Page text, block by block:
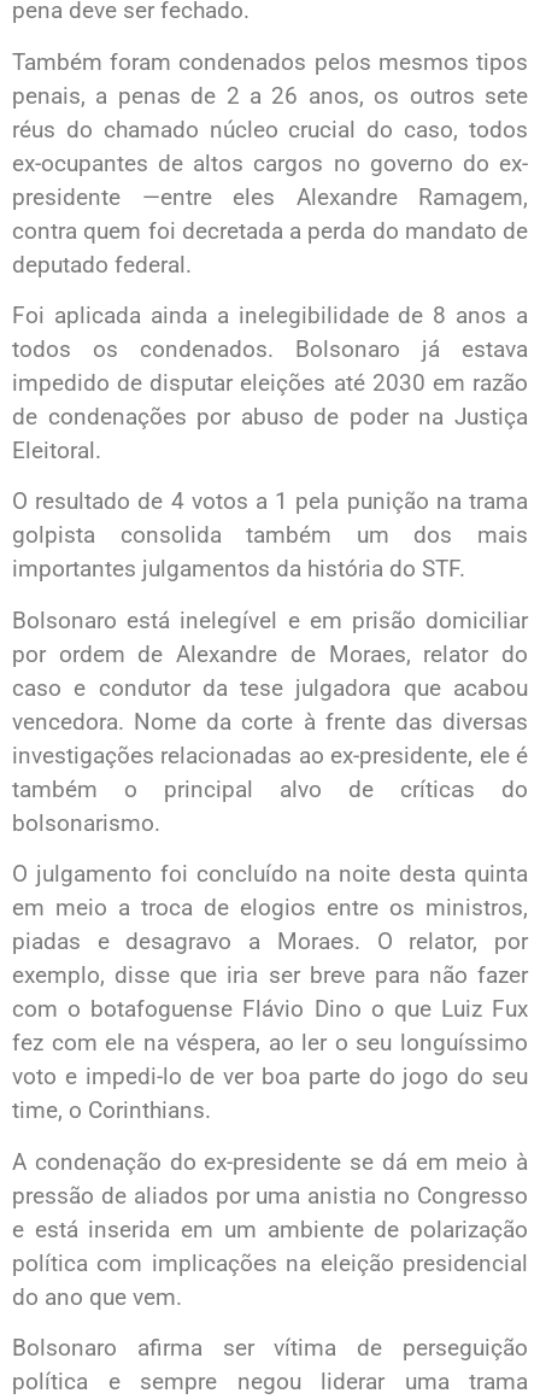
pena deve ser fechado.
Também foram condenados pelos mesmos tipos
penais, a penas de 2 a 26 anos, os outros sete
réus do chamado núcleo crucial do caso, todos
ex-ocupantes de altos cargos no governo do ex-
presidente —entre eles Alexandre Ramagem,
contra quem foi decretada a perda do mandato de
deputado federal.
Foi aplicada ainda a inelegibilidade de 8 anos a
todos os condenados. Bolsonaro já estava
impedido de disputar eleições até 2030 em razão
de condenações por abuso de poder na Justiça
Eleitoral.
O resultado de 4 votos a 1 pela punição na trama
golpista consolida também um dos mais
importantes julgamentos da história do STF.
Bolsonaro está inelegível e em prisão domiciliar
por ordem de Alexandre de Moraes, relator do
caso e condutor da tese julgadora que acabou
vencedora. Nome da corte à frente das diversas
investigações relacionadas ao ex-presidente, ele é
também o principal alvo de críticas do
bolsonarismo.
O julgamento foi concluído na noite desta quinta
em meio a troca de elogios entre os ministros,
piadas e desagravo a Moraes. O relator, por
exemplo, disse que iria ser breve para não fazer
com o botafoguense Flávio Dino o que Luiz Fux
fez com ele na véspera, ao ler o seu longuíssimo
voto e impedi-lo de ver boa parte do jogo do seu
time, o Corinthians.
A condenação do ex-presidente se dá em meio à
pressão de aliados por uma anistia no Congresso
e está inserida em um ambiente de polarização
política com implicações na eleição presidencial
do ano que vem.
Bolsonaro afirma ser vítima de perseguição
política e sempre negou liderar uma trama